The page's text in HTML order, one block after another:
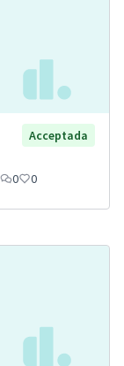
Acceptada
0 0